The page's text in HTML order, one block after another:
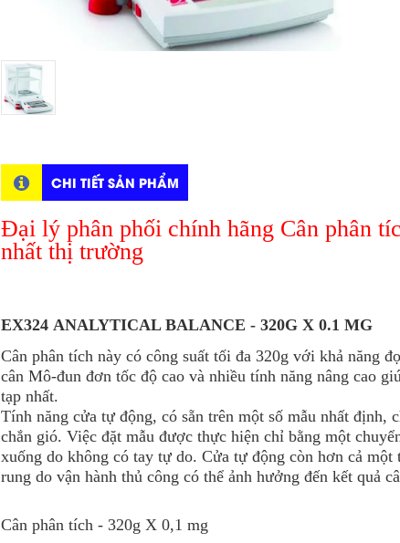
CHI TIẾT SẢN PHẨM
Đại lý phân phối chính hãng Cân phân
nhất thị trường
EX324 ANALYTICAL BALANCE - 320G X 0.1 MG
Cân phân tích này có công suất tối đa 320g với khả năng
cân Mô-đun đơn tốc độ cao và nhiều tính năng nâng cao
tạp nhất.
Tính năng cửa tự động, có sẵn trên một số mẫu nhất định,
chắn gió. Việc đặt mẫu được thực hiện chỉ bằng một
xuống do không có tay tự do. Cửa tự động còn hơn cả
rung do vận hành thủ công có thể ảnh hưởng đến kết quả
Cân phân tích - 320g X 0,1 mg